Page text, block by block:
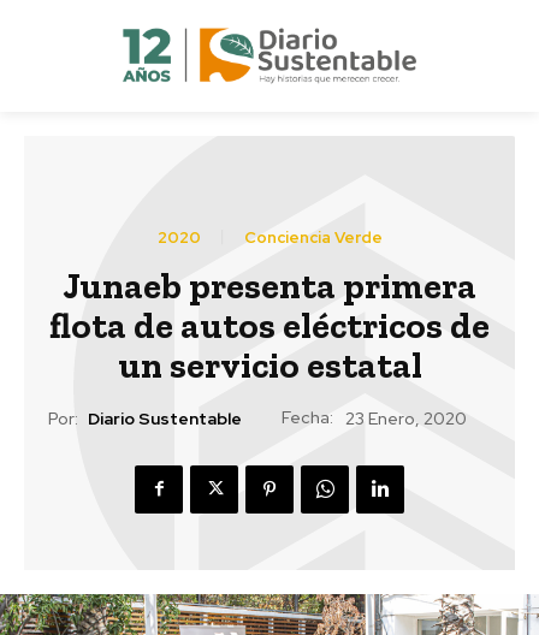
2020 Conciencia Verde
Junaeb presenta primera
flota de autos eléctricos de
un servicio estatal
Por: Diario Sustentable Fecha: 23 Enero, 2020